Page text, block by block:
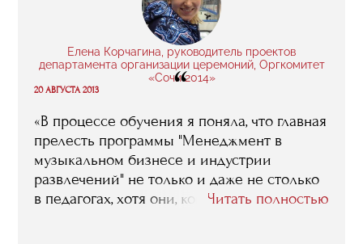
Елена Корчагина, руководитель проектов
департамента организации церемоний, Оргкомитет
«Сочи 2014»
“
20 АВГУСТА 2013
«В процессе обучения я поняла, что главная
прелесть программы "Менеджмент в
музыкальном бизнесе и индустрии
развлечений" не только и даже не столько
в педагогах, хотя они, конечно, все люди
Читать полностью